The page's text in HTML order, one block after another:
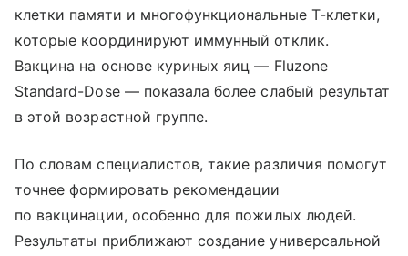
клетки памяти и многофункциональные T-клетки,
которые координируют иммунный отклик.
Вакцина на основе куриных яиц — Fluzone
Standard-Dose — показала более слабый результат
в этой возрастной группе.
По словам специалистов, такие различия помогут
точнее формировать рекомендации
по вакцинации, особенно для пожилых людей.
Результаты приближают создание универсальной